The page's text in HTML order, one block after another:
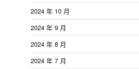
2024 年 10 月
2024 年 9 月
2024 年 8 月
2024 年 7 月